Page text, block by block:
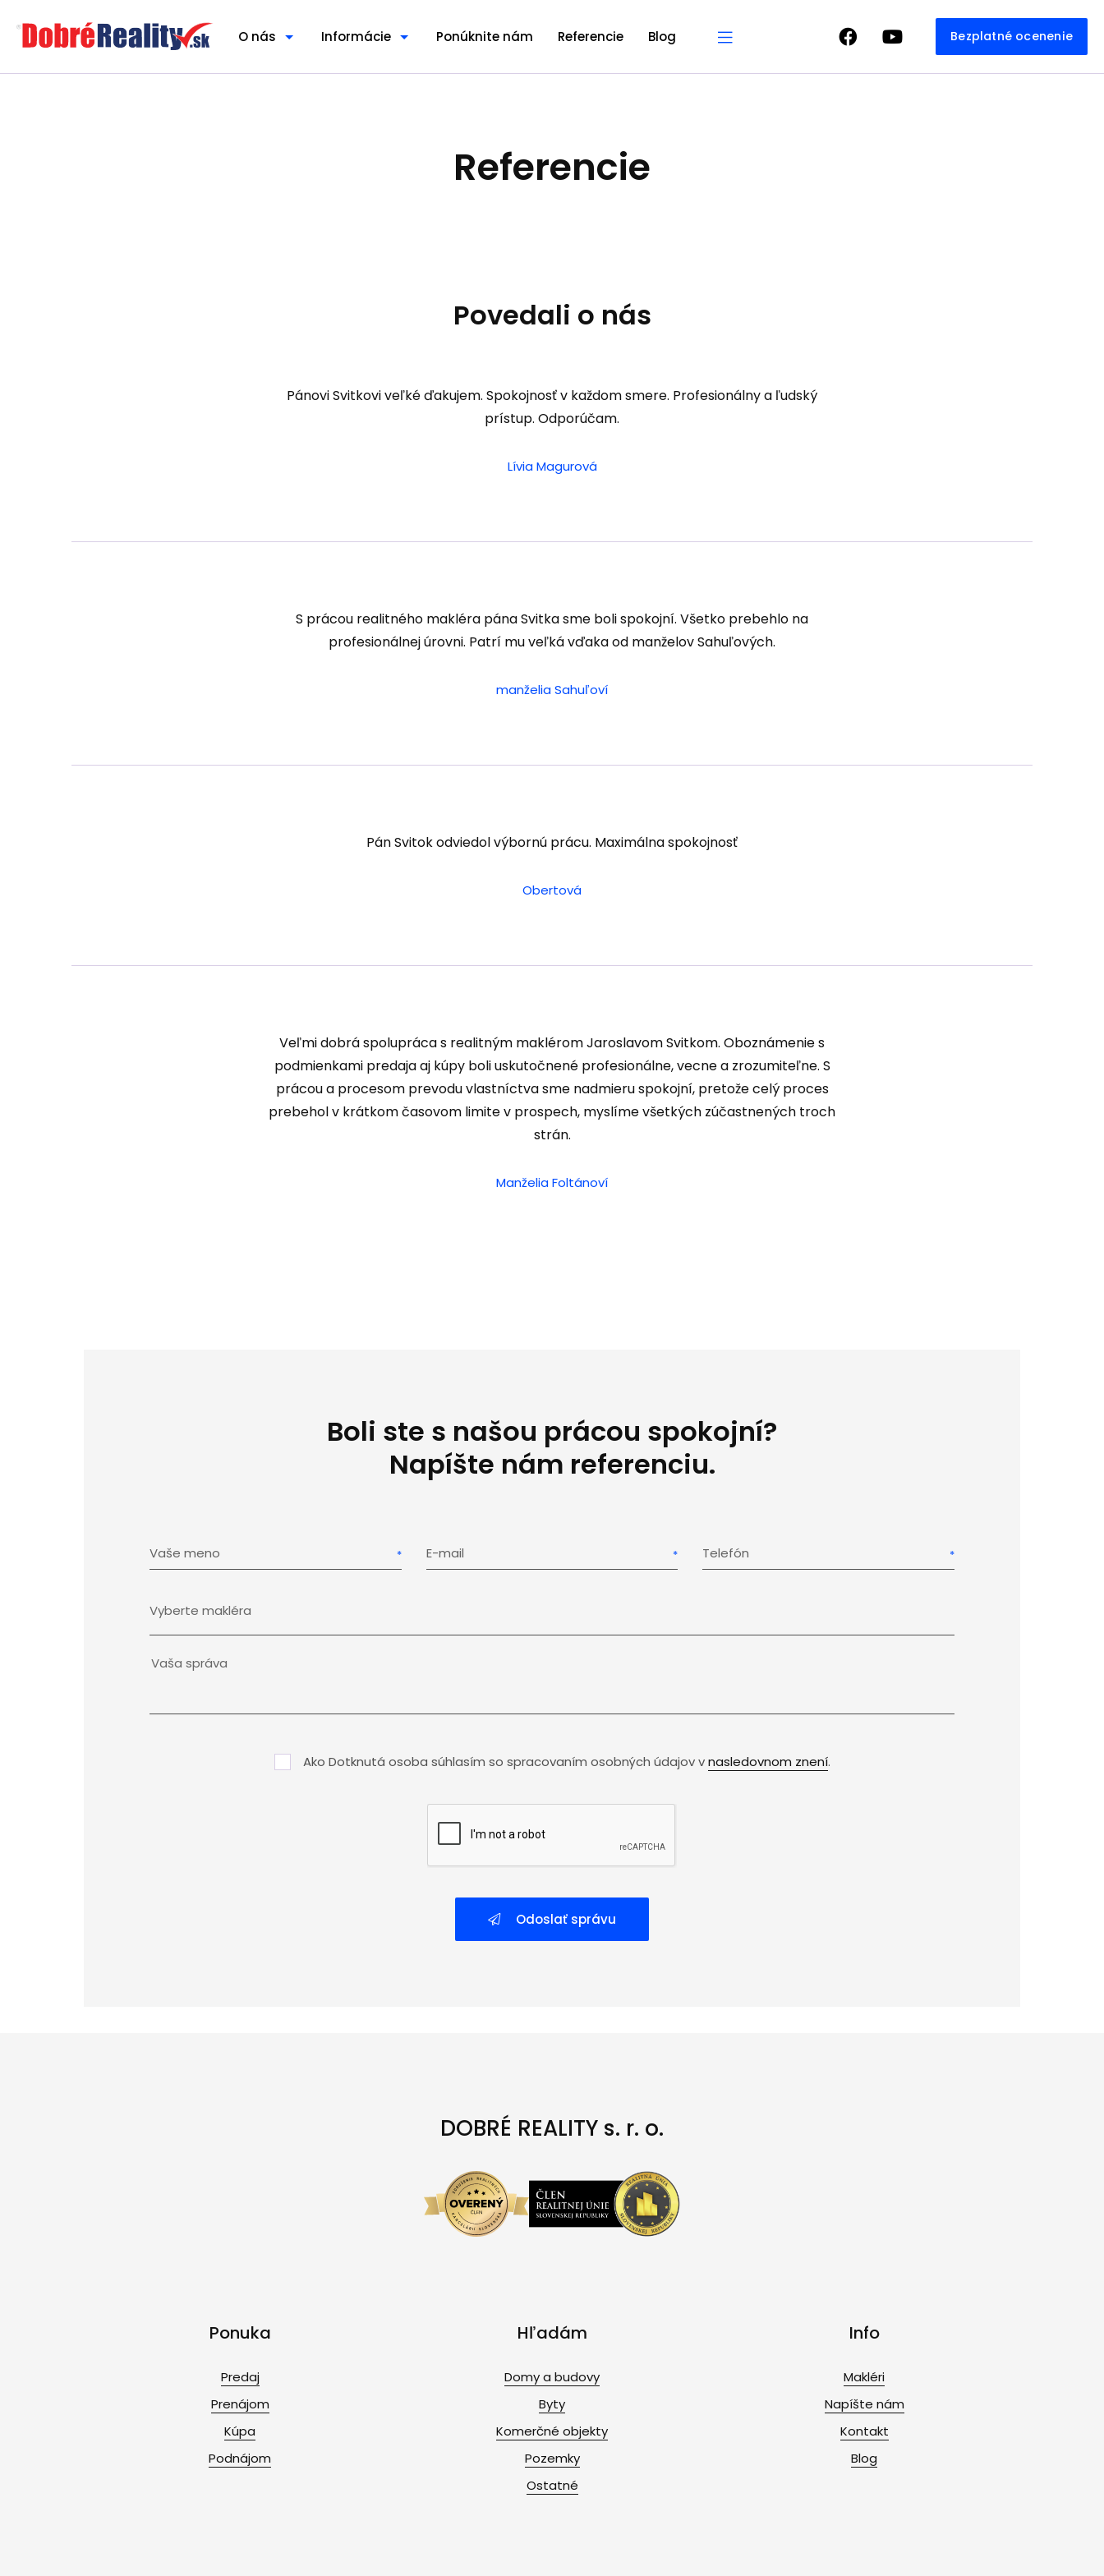
O nás Informácie Ponúknite nám Referencie Blog Bezplatné ocenenie
Referencie
Povedali o nás
Pánovi Svitkovi veľké ďakujem. Spokojnosť v každom smere. Profesionálny a ľudský
prístup. Odporúčam.
Lívia Magurová
S prácou realitného makléra pána Svitka sme boli spokojní. Všetko prebehlo na
profesionálnej úrovni. Patrí mu veľká vďaka od manželov Sahuľových.
manželia Sahuľoví
Pán Svitok odviedol výbornú prácu. Maximálna spokojnosť
Obertová
Veľmi dobrá spolupráca s realitným maklérom Jaroslavom Svitkom. Oboznámenie s
podmienkami predaja aj kúpy boli uskutočnené profesionálne, vecne a zrozumiteľne. S
prácou a procesom prevodu vlastníctva sme nadmieru spokojní, pretože celý proces
prebehol v krátkom časovom limite v prospech, myslíme všetkých zúčastnených troch
strán.
Manželia Foltánoví
Boli ste s našou prácou spokojní?
Napíšte nám referenciu.
Vaše meno E-mail Telefón
Ako Dotknutá osoba súhlasím so spracovaním osobných údajov vnasledovnom znení.
Odoslať správu
DOBRÉ REALITY s. r. o.
Ponuka
Predaj
Prenájom
Kúpa
Podnájom
Hľadám
Domy a budovy
Byty
Komerčné objekty
Pozemky
Ostatné
Info
Makléri
Napíšte nám
Kontakt
Blog